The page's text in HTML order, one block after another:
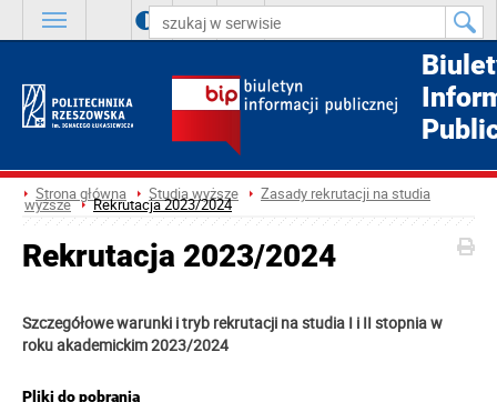
A A A
Strona główna Studia wyższe Zasady rekrutacji na studia
wyższe Rekrutacja 2023/2024
Rekrutacja 2023/2024
Szczegółowe warunki i tryb rekrutacji na studia I i II stopnia w
roku akademickim 2023/2024
Pliki do pobrania